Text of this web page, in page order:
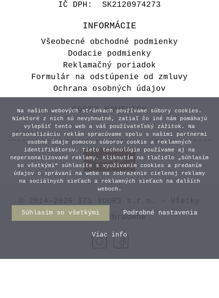
Piesková obálka s iniciálmi 7
Sand Beige
0,80 €
IČ DPH: SK2120974273
INFORMÁCIE
Všeobecné obchodné podmienky
Dodacie podmienky
Reklamačný poriadok
Formulár na odstúpenie od zmluvy
Ochrana osobných údajov
ODBER NOVINIEK
© 2014–2026 ITS YOURS s.r.o. – Všetky
práva vyhradené
Na našich webových stránkach používame súbory cookies.
Niektoré z nich sú nevyhnutné, zatiaľ čo iné nám pomáhajú
vylepšiť tento web a váš používateľský zážitok. Na
personalizáciu reklám spracúvame spolu s našimi partnermi
osobné údaje pomocou súborov cookie a reklamných
identifikátorov. Tieto technológie používame aj na
nepersonalizované reklamy. Kliknutím na tlačidlo „Súhlasím
so všetkými“ súhlasíte s využívaním cookies a predaním
údajov o správaní na webe na zobrazenie cielenej reklamy
na sociálnych sieťach a reklamných sieťach na ďalších
weboch.
Súhlasím so všetkými Podrobné nastavenia
Viac info